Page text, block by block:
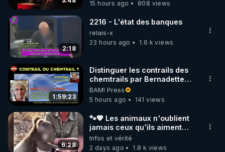
code : REGENERE10
▶ 30 jours gratuit sur l’application de méditation et
de bien-être ENVOL :
Rendez-vous sur https://www.envol.app/code
le code : REGENERE
15 hours ago 808 views
2:18
2216 - L'état des banques
relais-x
23 hours ago
1.6 k views
1:59:23
Distinguer les contrails des
chemtrails par Bernadette
Bihin
BAM! Press
5 hours ago
141 views
6:28
🐾💖 Les animaux n'oublient
jamais ceux qu'ils aiment…
🥹❤️
Infos et vérité
2 days ago
1.8 k views